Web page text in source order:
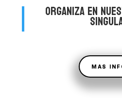
ORGANIZA EN
MAS